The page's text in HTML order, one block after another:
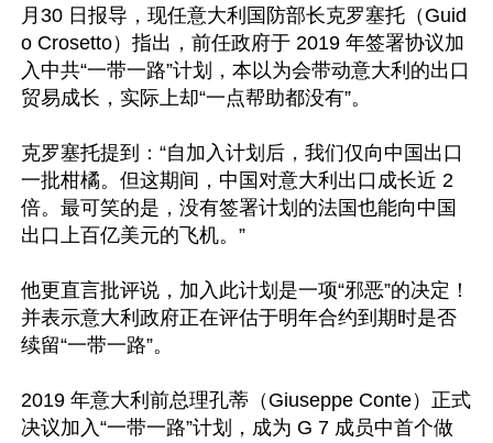
月30 日报导，现任意大利国防部长克罗塞托（Guid
o Crosetto）指出，前任政府于 2019 年签署协议加
入中共“一带一路”计划，本以为会带动意大利的出口
贸易成长，实际上却“一点帮助都没有”。
克罗塞托提到：“自加入计划后，我们仅向中国出口
一批柑橘。但这期间，中国对意大利出口成长近 2
倍。最可笑的是，没有签署计划的法国也能向中国
出口上百亿美元的飞机。”
他更直言批评说，加入此计划是一项“邪恶”的决定！
并表示意大利政府正在评估于明年合约到期时是否
续留“一带一路”。
2019 年意大利前总理孔蒂（Giuseppe Conte）正式
决议加入“一带一路”计划，成为 G 7 成员中首个做